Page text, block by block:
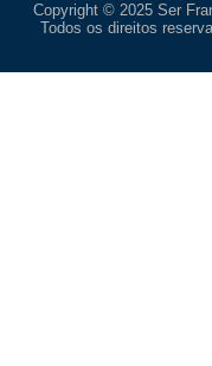
Copyright © 2025 Ser
Todos os direitos